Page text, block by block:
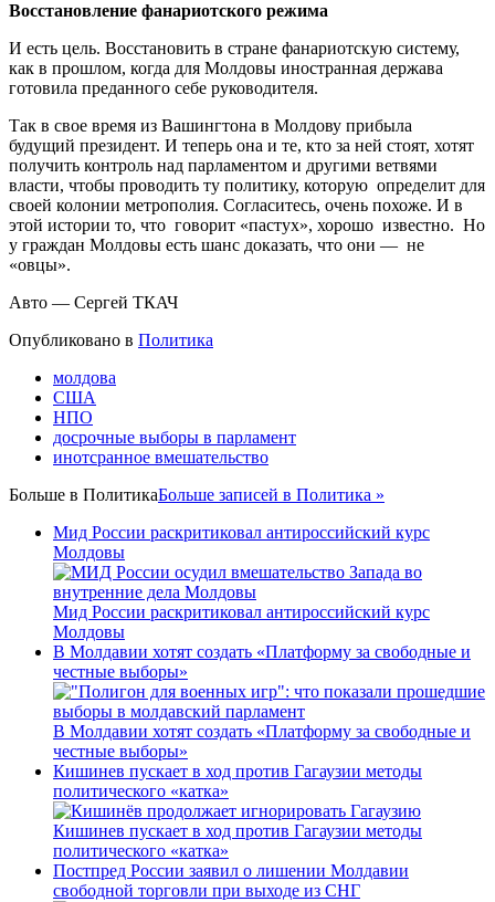
Восстановление фанариотского режима
И есть цель. Восстановить в стране фанариотскую систему,
как в прошлом, когда для Молдовы иностранная держава
готовила преданного себе руководителя.
Так в свое время из Вашингтона в Молдову прибыла
будущий президент. И теперь она и те, кто за ней стоят, хотят
получить контроль над парламентом и другими ветвями
власти, чтобы проводить ту политику, которую определит для
своей колонии метрополия. Согласитесь, очень похоже. И в
этой истории то, что говорит «пастух», хорошо известно. Но
у граждан Молдовы есть шанс доказать, что они — не
«овцы».
Авто — Сергей ТКАЧ
Опубликовано в Политика
молдова
США
НПО
досрочные выборы в парламент
инотсранное вмешательство
Больше в ПолитикаБольше записей в Политика »
Мид России раскритиковал антироссийский курс
Молдовы
Мид России раскритиковал антироссийский курс
Молдовы
В Молдавии хотят создать «Платформу за свободные и
честные выборы»
В Молдавии хотят создать «Платформу за свободные и
честные выборы»
Кишинев пускает в ход против Гагаузии методы
политического «катка»
Кишинев пускает в ход против Гагаузии методы
политического «катка»
Постпред России заявил о лишении Молдавии
свободной торговли при выходе из СНГ